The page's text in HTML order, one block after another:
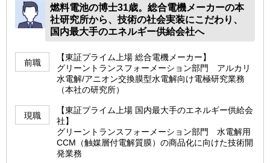
燃料電池の博士31歳。総合電機メーカーの本
社研究所から、技術の社会実装にこだわり、
国内最大手のエネルギー供給会社へ
前職
【東証プライム上場 総合電機メーカー】
グリーントランスフォーメーション部門 アルカリ
水電解/アニオン交換膜型水電解向け電極研究業務
（本社の研究所）
現職
【東証プライム上場 国内最大手のエネルギー供給会
社】
グリーントランスフォーメーション部門 水電解用
CCM（触媒層付電解質膜）の商品化に向けた技術開
発業務